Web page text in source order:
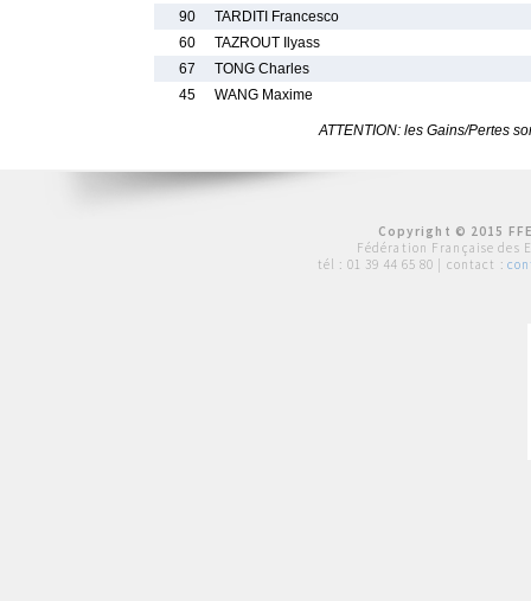
90
TARDITI Francesco
60
TAZROUT Ilyass
67
TONG Charles
45
WANG Maxime
ATTENTION: les Gains/Pertes
Copyright © 2015
Fédération Française des
tél : 01 39 44 65 80 | contact :